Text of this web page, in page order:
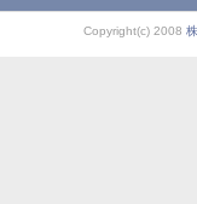
Copyright(c) 2008